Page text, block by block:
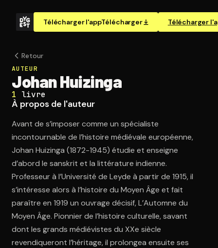
Télécharger l'appTélécharger Télécharger
Retour
AUTEUR
Johan Huizinga
1 livre
À propos de l'auteur
Avant de s’imposer comme un spécialiste
incontournable de l’histoire médiévale européenne,
Johan Huizinga (1872-1945) étudie et enseigne
d’abord le sanskrit et la littérature indienne.
Professeur à l’Université de Leyde à partir de 1915, il
s’intéresse alors à l’histoire du Moyen Âge et fait
paraître en 1919 un ouvrage décisif, L’Automne du
Moyen Âge. Pionnier de l’histoire culturelle, savant
dont les grands médiévistes du XXe siècle
revendiqueront l’héritage, il prolongea ensuite ses